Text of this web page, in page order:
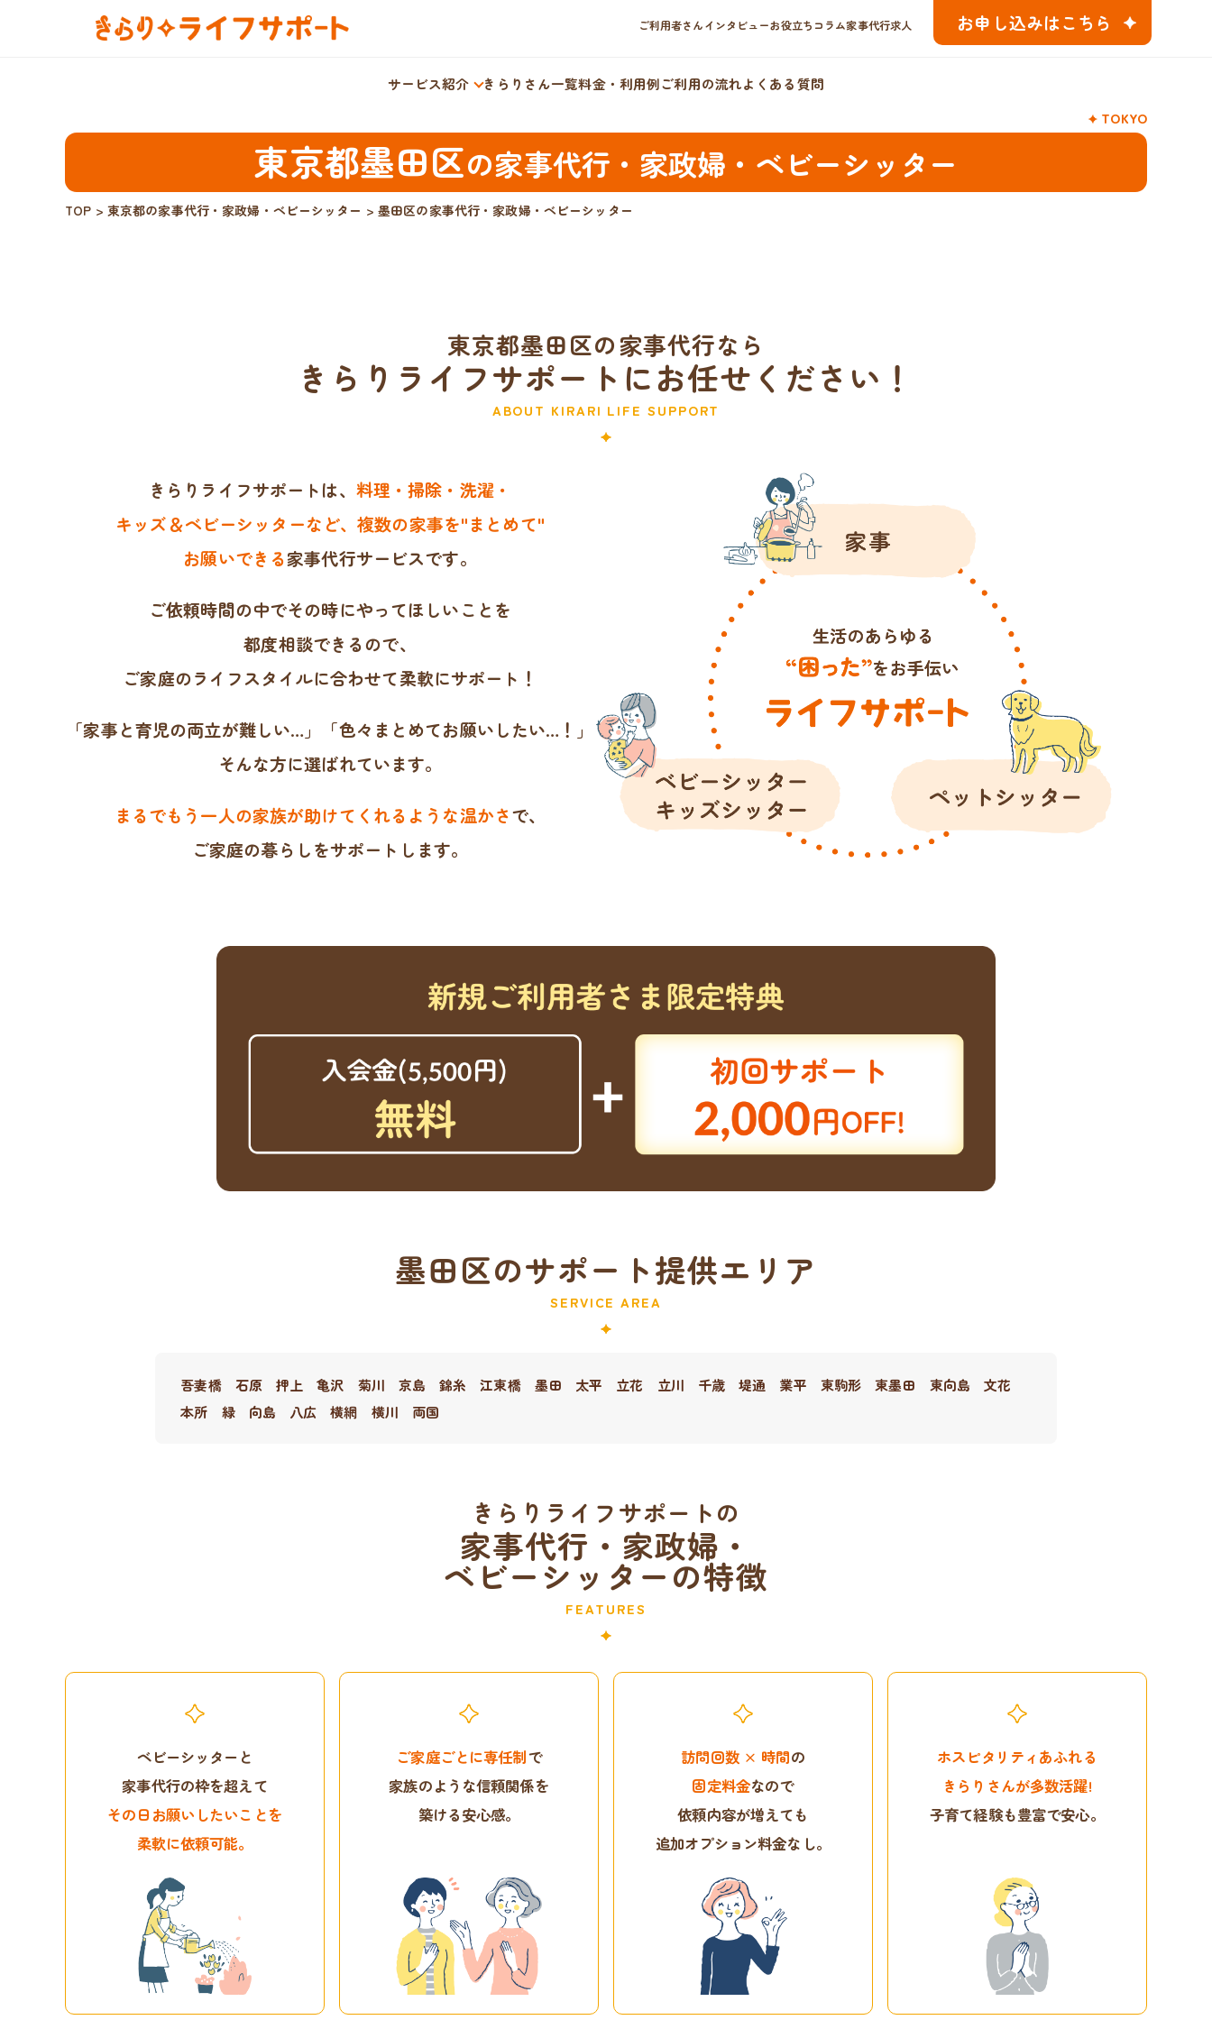
ご利用者さんインタビューお役立ちコラム家事代行求人 お申し込みはこちら
サービス紹介 きらりさん一覧料金・利用例ご利用の流れよくある質問
TOKYO
東京都墨田区の家事代行・家政婦・ベビーシッター
TOP > 東京都の家事代行・家政婦・ベビーシッター >墨田区の家事代行・家政婦・ベビーシッター
東京都墨田区の家事代行なら
きらりライフサポートにお任せください！
ABOUT KIRARI LIFE SUPPORT
きらりライフサポートは、 料理・掃除・洗濯・
キッズ＆ベビーシッターなど、複数の家事を"まとめて"
お願いできる家事代行サービスです。
ご依頼時間の中でその時にやってほしいことを
都度相談できるので、
ご家庭のライフスタイルに合わせて柔軟にサポート！
「家事と育児の両立が難しい…」「色々まとめてお願いしたい…！」
そんな方に選ばれています。
まるでもう一人の家族が助けてくれるような温かさで、
ご家庭の暮らしをサポートします。
墨田区のサポート提供エリア
SERVICE AREA
吾妻橋 石原 押上 亀沢 菊川 京島 錦糸 江東橋 墨田 太平 立花 立川 千歳 堤通 業平 東駒形 東墨田 東向島
文花
本所
緑 向島 八広 横網 横川 両国
きらりライフサポートの
家事代行・家政婦・
ベビーシッターの特徴
FEATURES
ベビーシッターと
家事代行の枠を超えて
その日お願いしたいことを
柔軟に依頼可能。
ご家庭ごとに専任制で
家族のような信頼関係を
築ける安心感。
訪問回数 × 時間の
固定料金なので
依頼内容が増えても
追加オプション料金なし。
ホスピタリティあふれる
きらりさんが多数活躍!
子育て経験も豊富で安心。